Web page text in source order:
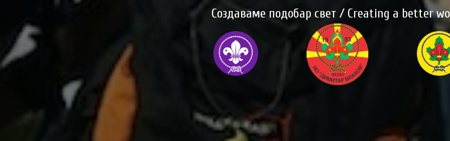
Создаваме подобар свет / Creating a better